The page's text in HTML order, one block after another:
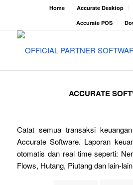
Home Accurate Desktop
Accurate POS
ACCURATE
Catat semua transaksi
Accurate Software. Laporan
otomatis dan real time seperti:
Flows, Hutang, Piutang dan lain-lain